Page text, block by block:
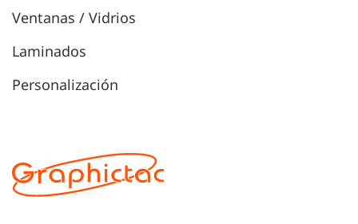
Ventanas / Vidrios
Laminados
Personalización